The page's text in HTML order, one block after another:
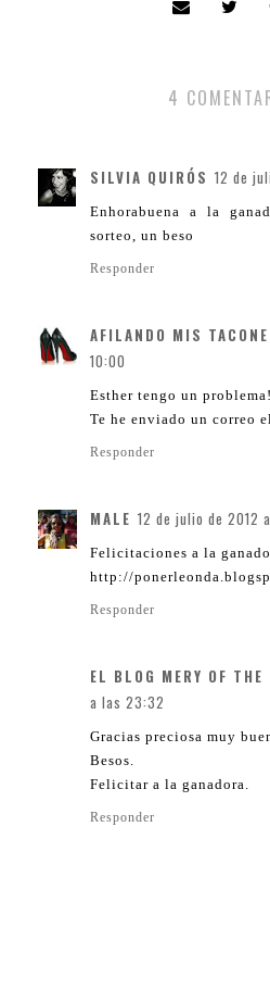
4
SILVIA QUIRÓS 12 de
Enhorabuena a la
sorteo, un beso
Responder
AFILANDO MIS
10:00
Esther tengo un
Te he enviado un correo
Responder
MALE 12 de julio de 2012
Felicitaciones a la
http://
Responder
EL BLOG MERY OF THE
a las 23:32
Gracias preciosa muy
Besos.
Felicitar a la ganadora.
Responder